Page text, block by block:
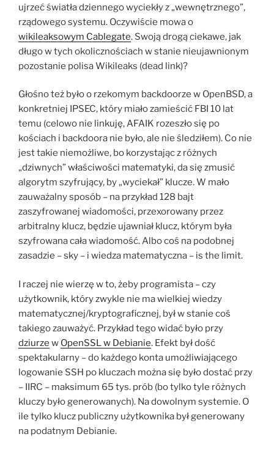
ujrzeć światła dziennego wyciekły z „wewnętrznego”,
rządowego systemu. Oczywiście mowa o
wikileaksowym Cablegate. Swoją drogą ciekawe, jak
długo w tych okolicznościach w stanie nieujawnionym
pozostanie polisa Wikileaks (dead link)?
Głośno też było o rzekomym backdoorze w OpenBSD, a
konkretniej IPSEC, który miało zamieścić FBI 10 lat
temu (celowo nie linkuję, AFAIK rozeszło się po
kościach i backdoora nie było, ale nie śledziłem). Co nie
jest takie niemożliwe, bo korzystając z różnych
„dziwnych” właściwości matematyki, da się zmusić
algorytm szyfrujący, by „wyciekał” klucze. W mało
zauważalny sposób – na przykład 128 bajt
zaszyfrowanej wiadomości, przexorowany przez
arbitralny klucz, będzie ujawniał klucz, którym była
szyfrowana cała wiadomość. Albo coś na podobnej
zasadzie – sky – i wiedza matematyczna – is the limit.
I raczej nie wierzę w to, żeby programista – czy
użytkownik, który zwykle nie ma wielkiej wiedzy
matematycznej/kryptograficznej, był w stanie coś
takiego zauważyć. Przykład tego widać było przy
dziurze w OpenSSL w Debianie. Efekt był dość
spektakularny – do każdego konta umożliwiającego
logowanie SSH po kluczach można się było dostać przy
– IIRC – maksimum 65 tys. prób (bo tylko tyle różnych
kluczy było generowanych). Na dowolnym systemie. O
ile tylko klucz publiczny użytkownika był generowany
na podatnym Debianie.